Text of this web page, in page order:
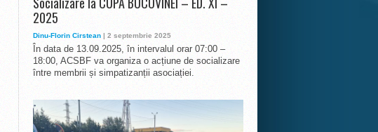
2025
Dinu-Florin Cirstean | 2 septembrie 2025
În data de 13.09.2025, în intervalul orar 07:00 –
18:00, ACSBF va organiza o acțiune de socializare
între membrii și simpatizanții asociației.